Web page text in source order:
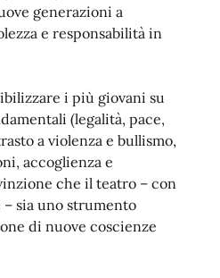
generazioni a
e responsabilità in
i più giovani su
(legalità, pace,
a violenza e bullismo,
accoglienza e
che il teatro – con
– sia uno strumento
di nuove coscienze